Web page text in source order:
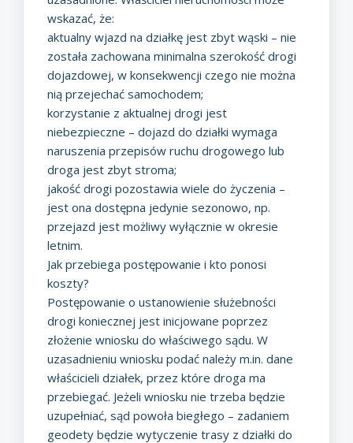
wskazać, że:
aktualny wjazd na działkę jest zbyt wąski – nie
została zachowana minimalna szerokość drogi
dojazdowej, w konsekwencji czego nie można
nią przejechać samochodem;
korzystanie z aktualnej drogi jest
niebezpieczne – dojazd do działki wymaga
naruszenia przepisów ruchu drogowego lub
droga jest zbyt stroma;
jakość drogi pozostawia wiele do życzenia –
jest ona dostępna jedynie sezonowo, np.
przejazd jest możliwy wyłącznie w okresie
letnim.
Jak przebiega postępowanie i kto ponosi
koszty?
Postępowanie o ustanowienie służebności
drogi koniecznej jest inicjowane poprzez
złożenie wniosku do właściwego sądu. W
uzasadnieniu wniosku podać należy m.in. dane
właścicieli działek, przez które droga ma
przebiegać. Jeżeli wniosku nie trzeba będzie
uzupełniać, sąd powoła biegłego – zadaniem
geodety będzie wytyczenie trasy z działki do